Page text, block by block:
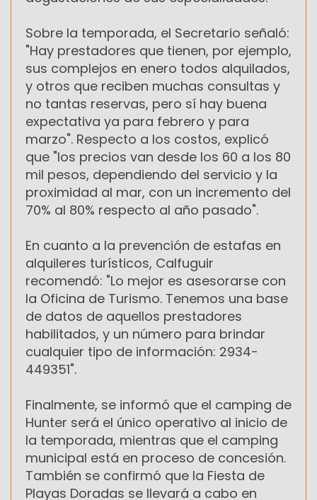
Sobre la temporada, el Secretario señaló:
"Hay prestadores que tienen, por ejemplo,
sus complejos en enero todos alquilados,
y otros que reciben muchas consultas y
no tantas reservas, pero sí hay buena
expectativa ya para febrero y para
marzo". Respecto a los costos, explicó
que "los precios van desde los 60 a los 80
mil pesos, dependiendo del servicio y la
proximidad al mar, con un incremento del
70% al 80% respecto al año pasado".
En cuanto a la prevención de estafas en
alquileres turísticos, Calfuguir
recomendó: "Lo mejor es asesorarse con
la Oficina de Turismo. Tenemos una base
de datos de aquellos prestadores
habilitados, y un número para brindar
cualquier tipo de información: 2934-
449351".
Finalmente, se informó que el camping de
Hunter será el único operativo al inicio de
la temporada, mientras que el camping
municipal está en proceso de concesión.
También se confirmó que la Fiesta de
Playas Doradas se llevará a cabo en